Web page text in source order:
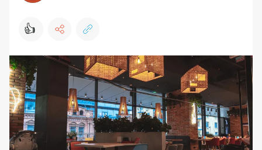
👍